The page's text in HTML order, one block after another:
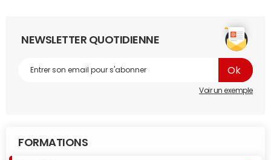
NEWSLETTER QUOTIDIENNE
Voir un exemple
FORMATIONS